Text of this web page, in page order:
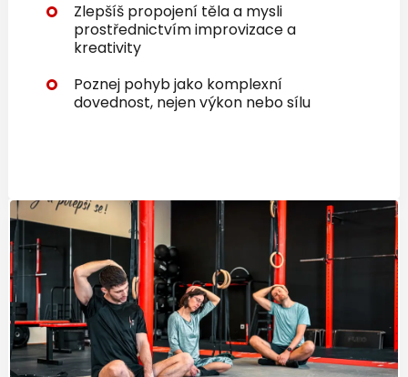
Zlepšíš propojení těla a mysli
prostřednictvím improvizace a
kreativity
Poznej pohyb jako komplexní
dovednost, nejen výkon nebo sílu